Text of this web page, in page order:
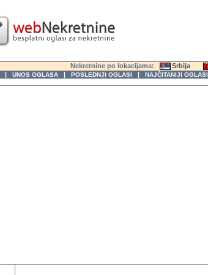
Nekretnine po lokacijama: Srbija
| UNOS OGLASA | POSLEDNJI OGLASI | NAJČITANIJI OGLASI